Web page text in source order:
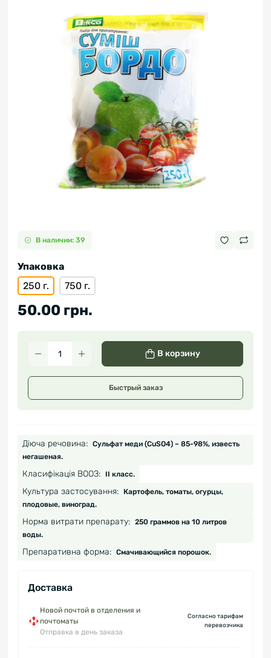
В наличии: 39
Упаковка
250 г.
750 г.
50.00 грн.
В корзину
Быстрый заказ
Діюча речовина: Сульфат меди (CuSO4) – 85-98%, известь
негашеная.
Класифікація ВООЗ: ІІ класс.
Культура застосування:
Картофель, томаты, огурцы,
плодовые, виноград.
Норма витрати препарату: 250 граммов на 10 литров
воды.
Препаративна форма: Смачивающийся порошок.
Доставка
Новой почтой в отделения и
почтоматы
Отправка в день заказа
Согласно тарифам
перевозчика